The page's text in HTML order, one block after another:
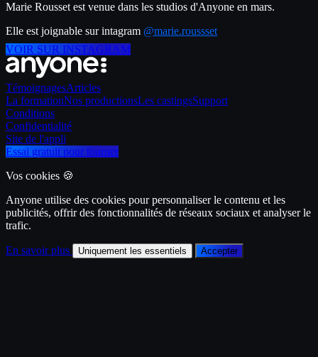
Marie Rousset est venue dans les studios d'Anyone en mars.
Elle est joignable sur intagram @marie.roussset
VOIR SUR INSTAGRAM
TémoignagesArticles
La formationNos productionsLes castingsSupport
Conditions
Confidentialité
Site de l'appli
Essai gratuit pour tourner
Vos cookies 🍪
Anyone utilise des cookies pour personnaliser le contenu et les
publicités, offrir des fonctionnalités de réseaux sociaux et analyser le
trafic.
En savoir plus Uniquement les essentiels Accepter